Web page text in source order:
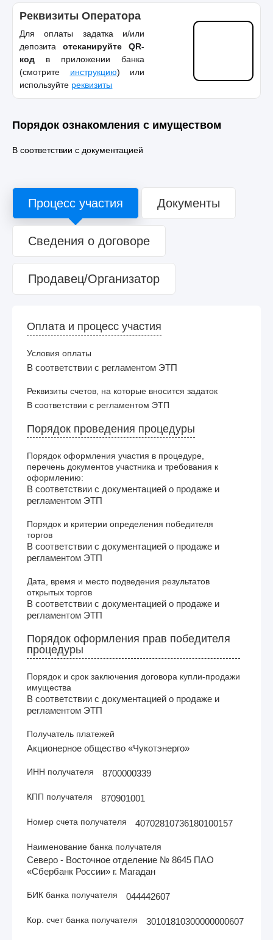
Реквизиты Оператора
Для оплаты задатка и/или
депозита отсканируйте QR-
код в приложении банка
(смотрите инструкцию) или
используйте реквизиты
Порядок ознакомления с имуществом
В соответствии с документацией
Процесс участия Документы
Сведения о договоре
Продавец/Организатор
Оплата и процесс участия
Условия оплаты
В соответствии с регламентом ЭТП
Реквизиты счетов, на которые вносится задаток
В соответствии с регламентом ЭТП
Порядок проведения процедуры
Порядок оформления участия в процедуре,
перечень документов участника и требования к
оформлению:
В соответствии с документацией о продаже и
регламентом ЭТП
Порядок и критерии определения победителя
торгов
В соответствии с документацией о продаже и
регламентом ЭТП
Дата, время и место подведения результатов
открытых торгов
В соответствии с документацией о продаже и
регламентом ЭТП
Порядок оформления прав победителя
процедуры
Порядок и срок заключения договора купли-продажи
имущества
В соответствии с документацией о продаже и
регламентом ЭТП
Получатель платежей
Акционерное общество «Чукотэнерго»
ИНН получателя 8700000339
КПП получателя 870901001
Номер счета получателя 40702810736180100157
Наименование банка получателя
Северо - Восточное отделение № 8645 ПАО
«Сбербанк России» г. Магадан
БИК банка получателя 044442607
Кор. счет банка получателя 30101810300000000607